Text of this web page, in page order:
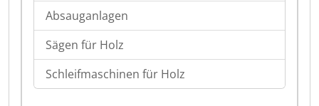
Absauganlagen
Sägen für Holz
Schleifmaschinen für Holz